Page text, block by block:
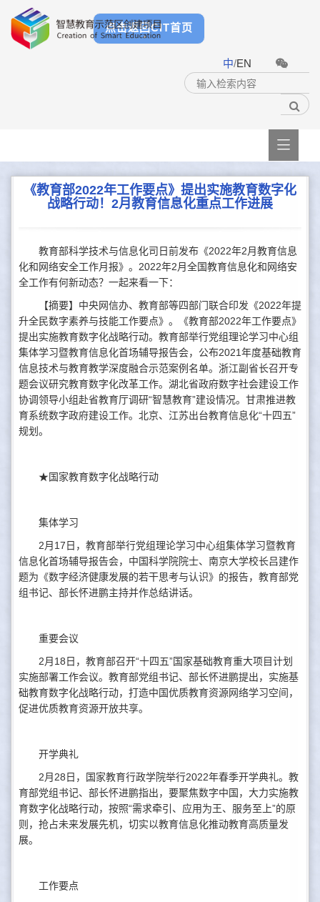
点击返回CIT首页
中/EN

《教育部2022年工作要点》提出实施教育数字化
战略行动！2月教育信息化重点工作进展
教育部科学技术与信息化司日前发布《2022年2月教育信息
化和网络安全工作月报》。2022年2月全国教育信息化和网络安
全工作有何新动态？一起来看一下：
【摘要】中央网信办、教育部等四部门联合印发《2022年提
升全民数字素养与技能工作要点》。《教育部2022年工作要点》
提出实施教育数字化战略行动。教育部举行党组理论学习中心组
集体学习暨教育信息化首场辅导报告会，公布2021年度基础教育
信息技术与教育教学深度融合示范案例名单。浙江副省长召开专
题会议研究教育数字化改革工作。湖北省政府数字社会建设工作
协调领导小组赴省教育厅调研“智慧教育”建设情况。甘肃推进教
育系统数字政府建设工作。北京、江苏出台教育信息化“十四五”
规划。
★国家教育数字化战略行动
集体学习
2月17日，教育部举行党组理论学习中心组集体学习暨教育
信息化首场辅导报告会，中国科学院院士、南京大学校长吕建作
题为《数字经济健康发展的若干思考与认识》的报告，教育部党
组书记、部长怀进鹏主持并作总结讲话。
重要会议
2月18日，教育部召开“十四五”国家基础教育重大项目计划
实施部署工作会议。教育部党组书记、部长怀进鹏提出，实施基
础教育数字化战略行动，打造中国优质教育资源网络学习空间，
促进优质教育资源开放共享。
开学典礼
2月28日，国家教育行政学院举行2022年春季开学典礼。教
育部党组书记、部长怀进鹏指出，要聚焦数字中国，大力实施教
育数字化战略行动，按照“需求牵引、应用为王、服务至上”的原
则，抢占未来发展先机，切实以教育信息化推动教育高质量发
展。
工作要点